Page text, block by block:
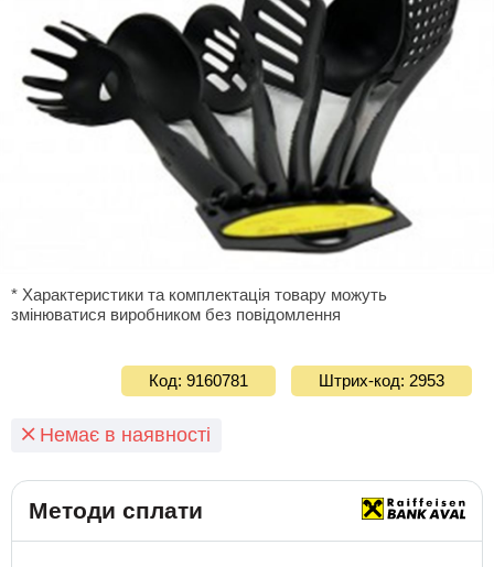
* Характеристики та комплектація товару можуть
змінюватися виробником без повідомлення
Код: 9160781 Штрих-код: 2953
Немає в наявності
Методи сплати